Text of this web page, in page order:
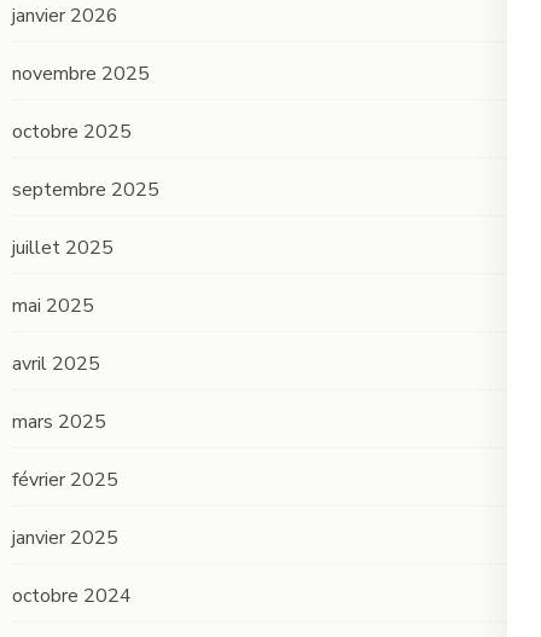
janvier 2026
novembre 2025
octobre 2025
septembre 2025
juillet 2025
mai 2025
avril 2025
mars 2025
février 2025
janvier 2025
octobre 2024